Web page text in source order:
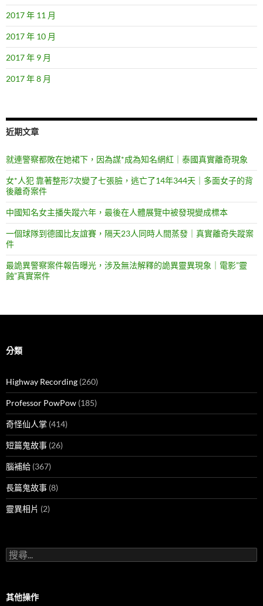
2017 年 11 月
2017 年 10 月
2017 年 9 月
2017 年 8 月
近期文章
就連警察都敗在她裙下，因為謀*成為知名網紅｜泰國真實離奇現象
女*人犯 靠著整形7次變了七張臉，逃亡了14年344天｜多面女子的背
後離奇案件
中國知名女主播失蹤六年，最後在人體展覽中被發現變成標本
一個球隊到德國比友誼賽，隔天23人同時人間蒸發｜真實離奇失蹤案
件
最詭異警察案件報告曝光，涉及無法解釋的詭異靈異現象｜電影”靈
蝕”真實案件
分類
Highway Recording (260)
Professor PowPow (185)
奇怪仙人掌 (414)
短篇鬼故事 (26)
腦補給 (367)
長篇鬼故事 (8)
靈異相片 (2)
搜
尋
字:
其他操作